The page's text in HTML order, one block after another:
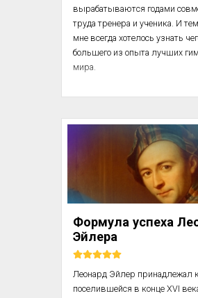
вырабатываются годами
труда тренера и ученика. И
мне всегда хотелось узнать
большего из опыта лучших
мира.
Именно поэтому я с жадностью
сильнейших гимнасток мира,
раз выискивая для себя
новые вопросы, которые
возникали. То это было
подготовительным процессом, с
тренировками, то
команды, отношением к самой
психологией борьбы, то с
тактическими ...
Формула успеха
Эйлера
Леонард Эйлер принадлежал
поселившейся в конце XVI